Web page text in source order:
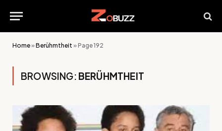
Home»Berühmtheit »Page 192
BROWSING: BERÜHMTHEIT